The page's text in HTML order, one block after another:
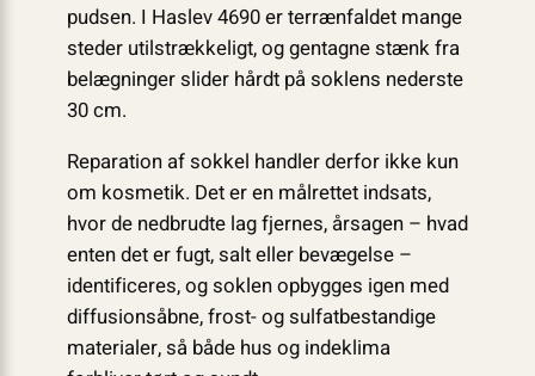
pudsen. I Haslev 4690 er terrænfaldet mange
steder utilstrækkeligt, og gentagne stænk fra
belægninger slider hårdt på soklens nederste
30 cm.
Reparation af sokkel handler derfor ikke kun
om kosmetik. Det er en målrettet indsats,
hvor de nedbrudte lag fjernes, årsagen – hvad
enten det er fugt, salt eller bevægelse –
identificeres, og soklen opbygges igen med
diffusionsåbne, frost- og sulfatbestandige
materialer, så både hus og indeklima